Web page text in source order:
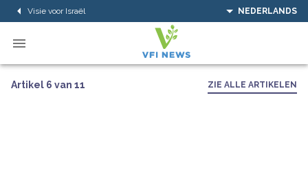
Visie voor Israël NEDERLANDS
Artikel 6 van 11 ZIE ALLE ARTIKELEN